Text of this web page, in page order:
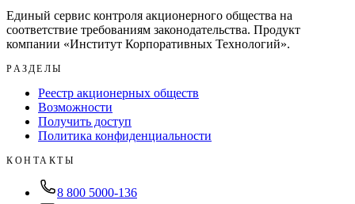
Единый сервис контроля акционерного общества на
соответствие требованиям законодательства. Продукт
компании «Институт Корпоративных Технологий».
РАЗДЕЛЫ
Реестр акционерных обществ
Возможности
Получить доступ
Политика конфиденциальности
КОНТАКТЫ
8 800 5000-136